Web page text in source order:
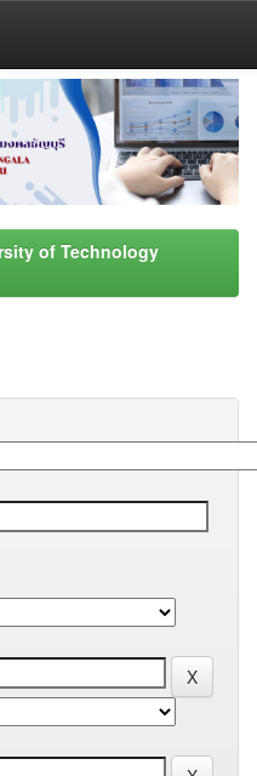
of Technology